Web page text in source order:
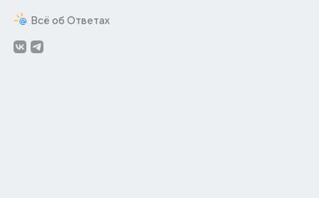
Всё об Ответах